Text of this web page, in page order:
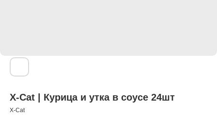
X-Cat | Курица и утка в соусе 24шт
X-Cat